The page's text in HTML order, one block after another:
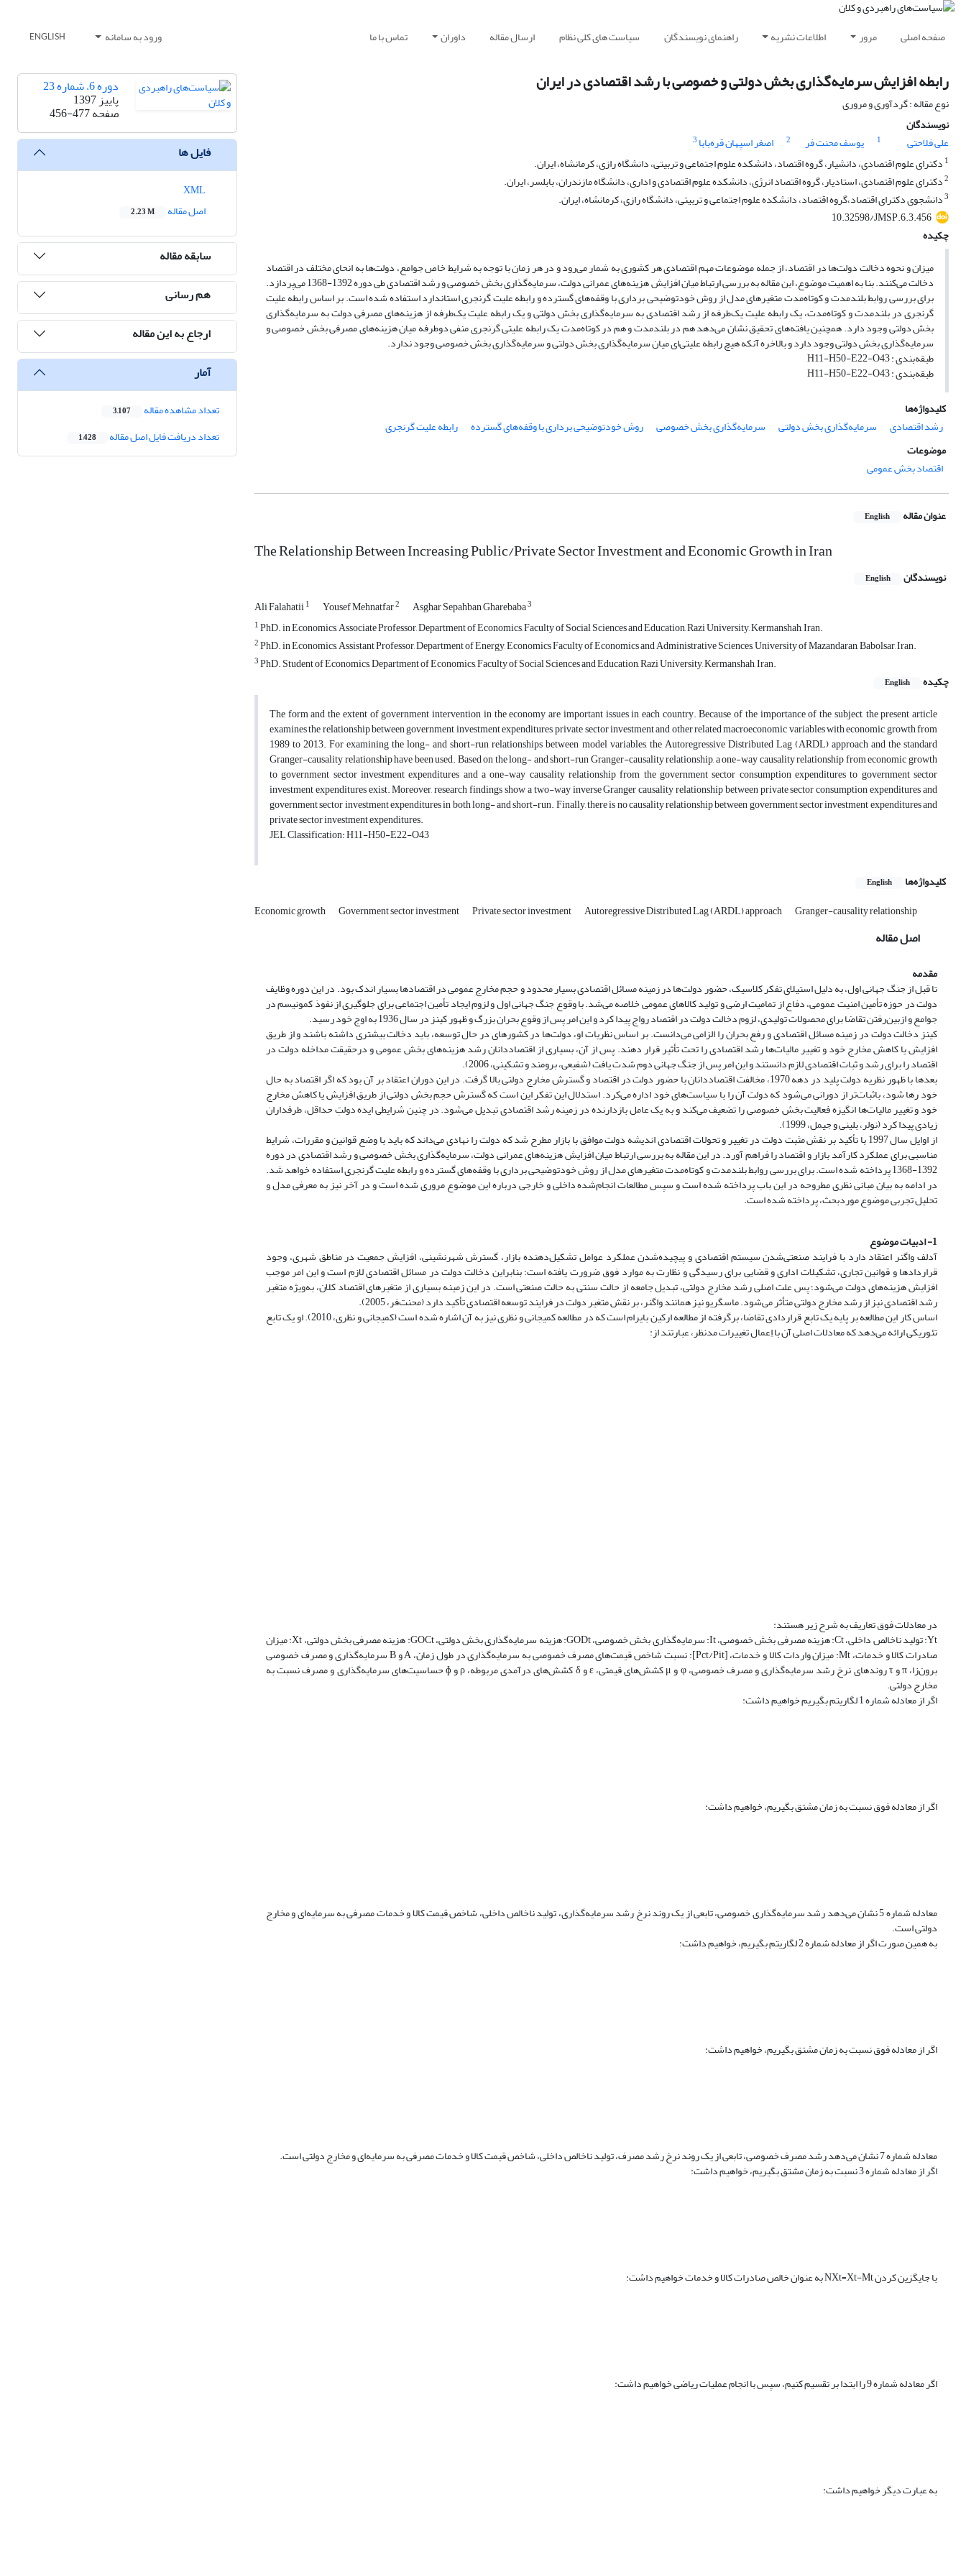
صفحه اصلی مرور اطلاعات نشریه راهنمای نویسندگان سیاست های کلی نظام ارسال مقاله داوران تماس با ما ورود به سامانه ENGLISH
رابطه افزایش سرمایه‌گذاری بخش دولتی و خصوصی با رشد اقتصادی در ایران
نوع مقاله : گردآوری و مروری
نویسندگان
علی فلاحتی
1 یوسف محنت فر 2 اصغر اسپهان قره‌بابا 3
1 دکترای علوم اقتصادی، دانشیار، گروه اقتصاد، دانشکده علوم اجتماعی و تربیتی، دانشگاه رازی، کرمانشاه، ایران.
2دکترای علوم اقتصادی، استادیار، گروه اقتصاد انرژی، دانشکده علوم اقتصادی و اداری، دانشگاه مازندران، بابلسر، ایران.
3دانشجوی دکترای اقتصاد،گروه اقتصاد، دانشکده علوم اجتماعی و تربیتی، دانشگاه رازی، کرمانشاه، ایران.
10.32598/JMSP.6.3.456
چکیده
میزان و نحوه دخالت دولت‌‌ها در اقتصاد، از جمله موضوعات مهم اقتصادی هر کشوری به شمار می‌رود و در هر زمان با توجه به شرایط خاص جوامع، دولت‌‌ها به انحای مختلف در اقتصاد
دخالت می‌‌کنند. بنا به اهمیت موضوع، این مقاله به بررسی ارتباط میان افزایش هزینه‌‌های عمرانی دولت، سرمایه‌گذاری بخش خصوصی و رشد اقتصادی طی دوره 1392-1368 می‌پردازد.
برای بررسی روابط بلند‌مدت و کوتاه‌‌مدت متغیرهای مدل از روش خود‌توضیحی برداری با وقفه‌‌های گسترده و رابطه علیت گرنجری استاندارد استفاده شده است. بر اساس رابطه علیت
گرنجری در بلندمدت و کوتاه‌‌مدت، یک رابطه علیت یک‌طرفه از رشد اقتصادی به سرمایه‌گذاری بخش دولتی و یک رابطه علیت یک‌طرفه از هزینه‌های مصرفی دولت به سرمایه‌گذاری
بخش دولتی وجود دارد. همچنین یافته‌های تحقیق نشان می‌‌دهد هم در بلند‌مدت و هم در کوتاه‌‌مدت یک رابطه علیتی گرنجری منفی دو‌طرفه میان هزینه‌های مصرفی بخش خصوصی و
سرمایه‌گذاری بخش دولتی وجود دارد و بالاخره آنکه هیچ رابطه علیتی‌ای میان سرمایه‌گذاری بخش دولتی و سرمایه‌گذاری بخش خصوصی وجود ندارد.
طبقه‌بندی : H11-H50-E22-O43
طبقه‌بندی : H11-H50-E22-O43
کلیدواژه‌ها
رشد اقتصادی
سرمایه‌گذاری بخش دولتی سرمایه‌گذاری بخش خصوصی روش خود‌توضیحی برداری با وقفه‌‌های گسترده
رابطه علیت گرنجری
موضوعات
اقتصاد بخش عمومی
عنوان مقاله English
The Relationship Between Increasing Public/Private Sector Investment and Economic Growth in Iran
نویسندگان English
Ali Falahatii1 Yousef Mehnatfar2 Asghar Sepahban Gharebaba3
1PhD. in Economics, Associate Professor, Department of Economics, Faculty of Social Sciences and Education, Razi University, Kermanshah, Iran.
2PhD. in Economics, Assistant Professor, Department of Energy, Economics Faculty of Economics and Administrative Sciences, University of Mazandaran, Babolsar, Iran.
3PhD. Student of Economics, Department of Economics, Faculty of Social Sciences and Education, Razi University, Kermanshah, Iran.
چکیده
English
The form and the extent of government intervention in the economy are important issues in each country. Because of the importance of the subject, the present article
examines the relationship between government investment expenditures, private sector investment and other related macroeconomic variables with economic growth from
1989 to 2013. For examining the long- and short-run relationships between model variables, the Autoregressive Distributed Lag (ARDL) approach and the standard
Granger-causality relationship have been used. Based on the long- and short-run Granger-causality relationship, a one-way causality relationship from economic growth
to government sector investment expenditures and a one-way causality relationship from the government sector consumption expenditures to government sector
investment expenditures exist. Moreover, research findings show a two-way inverse Granger causality relationship between private sector consumption expenditures and
government sector investment expenditures in both long- and short-run. Finally, there is no causality relationship between government sector investment expenditures and
private sector investment expenditures.
JEL Classification: H11-H50-E22-O43
کلیدواژه‌ها English
Economic growth Government sector investment Private sector investment Autoregressive Distributed Lag (ARDL) approach Granger-causality relationship
اصل مقاله
مقدمه
تا قبل از جنگ جهانی اول، به دلیل استیلای تفکر کلاسیک، حضور دولت‌‌ها در زمینه مسائل اقتصادی بسیار محدود و حجم مخارج عمومی در اقتصادها بسیار اندک بود. در این دوره وظایف
دولت در حوزه تأمین امنیت عمومی، دفاع از تمامیت ارضی و تولید کالاهای عمومی خلاصه می‌‌شد. با وقوع جنگ جهانی اول و لزوم ایجاد تأمین اجتماعی برای جلوگیری از نفوذ کمونیسم در
جوامع و از‌بین‌رفتن تقاضا برای محصولات تولیدی، لزوم دخالت دولت در اقتصاد رواج پیدا کرد و این امر پس از وقوع بحران بزرگ و ظهور کینز در سال 1936 به اوج خود رسید.
کینز دخالت دولت در زمینه مسائل اقتصادی و رفع بحران را الزامی ‌می‌دانست. بر اساس نظریات او، دولت‌‌ها در کشورهای در حال توسعه، باید دخالت بیشتری داشته باشند و از طریق
افزایش یا کاهش مخارج خود و تغییر مالیات‌‌ها رشد اقتصادی را تحت تأثیر قرار دهند. پس از آن، بسیاری از اقتصاددانان رشد هزینه‌‌های بخش عمومی و در‌حقیقت مداخله دولت در
اقتصاد را برای رشد و ثبات اقتصادی لازم دانستند و این امر پس از جنگ جهانی دوم شدت یافت (شفیعی، برومند و تشکینی، 2006).
بعدها با ظهور نظریه دولت پلید در دهه 1970، مخالفت اقتصاد‌دانان با حضور دولت در اقتصاد و گسترش مخارج دولتی بالا گرفت. در این دوران اعتقاد بر آن بود که اگر اقتصاد به حال
خود رها شود، با‌ثبات‌‌تر از دورانی می‌‌شود که دولت آن را با سیاست‌‌های خود اداره می‌‌کرد. استدلال این تفکر این است که گسترش حجم بخش دولتی از طریق افزایش یا کاهش مخارج
خود و تغییر مالیات‌ها انگیزه فعالیت بخش خصوصی را تضعیف می‌کند و به یک عامل بازدارنده در زمینه رشد اقتصادی تبدیل می‌‌شود. در چنین شرایطی ایده دولتِ حداقل، طرفداران
زیادی پیدا کرد (نولر، بلینی و جیمل، 1999).
از اوایل سال 1997 با تأکید بر نقش مثبت دولت در تغییر و تحولات اقتصادی اندیشه دولت موافق با بازار مطرح شد که دولت را نهادی می‌‌داند که باید با وضع قوانین و مقررات، شرایط
مناسبی برای عملکرد کارآمد بازار و اقتصاد را فراهم آورد. در این مقاله به بررسی ارتباط میان افزایش هزینه‌‌های عمرانی دولت، سرمایه‌گذاری بخش خصوصی و رشد اقتصادی در دوره
1392-1368 پرداخته شده است. برای بررسی روابط بلند‌مدت و کوتاه‌‌مدت متغیرهای مدل از روش خود‌توضیحی برداری با وقفه‌‌های گسترده و رابطه علیت گرنجری استفاده خواهد شد.
در ادامه به بیان مبانی نظری مطروحه در این باب پرداخته شده است و سپس مطالعات انجام‌شده داخلی و خارجی درباره این موضوع مروری شده است و در آخر نیز به معرفی مدل و
تحلیل تجربی موضوع مورد‌بحث، پرداخته شده است.
1- ادبیات موضوع
آدلف واگنر اعتقاد دارد با فرایند صنعتی‌شدن سیستم اقتصادی و پیچیده‌شدن عملکرد عوامل تشکیل‌دهنده بازار، گسترش شهرنشینی، افزایش جمعیت در مناطق شهری، وجود
قراردادها و قوانین تجاری، تشکیلات اداری و قضایی برای رسیدگی و نظارت به موارد فوق ضرورت یافته است؛ بنابراین دخالت دولت در مسائل اقتصادی لازم است و این امر موجب
افزایش هزینه‌‌های دولت می‌شود؛ پس علت اصلی رشد مخارج دولتی، تبدیل جامعه از حالت سنتی به حالت صنعتی است. در این زمینه بسیاری از متغیرهای اقتصاد کلان، به‌ویژه متغیر
رشد اقتصادی نیز از رشد مخارج دولتی متأثر می‌‌شود. ماسگریو نیز همانند واگنر، بر نقش متغیر دولت در فرایند توسعه اقتصادی تأکید دارد (محنت‌فر، 2005).
اساس کار این مطالعه بر پایه یک تابع قراردادی تقاضا، برگرفته از مطالعه ارکین بایرام است که در مطالعه کمیجانی و نظری نیز به آن اشاره شده است (کمیجانی و نظری، 2010). او یک تابع
تئوریکی ارائه می‌‌دهد که معادلات اصلی آن با اِعمال تغییرات مد‌نظر، عبارتند از:
در معادلات فوق تعاریف به شرح زیر هستند:
Yt: تولید ناخالص داخلی، Ct: هزینه مصرفی بخش خصوصی، It: سرمایه‌گذاری بخش خصوصی، GODt: هزینه سرمایه‌گذاری بخش دولتی، GOCt: هزینه مصرفی بخش دولتی، Xt: میزان
صادرات کالا و خدمات، Mt: میزان واردات کالا و خدمات، [Pct/Pit]: نسبت شاخص قیمت‌‌های مصرف خصوصی به سرمایه‌گذاری در طول زمان، A و B سرمایه‌گذاری و مصرف خصوصی
برون‌‌زا، π و τ روندهای نرخ رشد سرمایه‌گذاری و مصرف خصوصی، φ و μ کشش‌‌های قیمتی، ε و δ کشش‌‌های درآمدی مربوطه، ρ و ɸ حساسیت‌‌های سرمایه‌گذاری و مصرف نسبت به
مخارج دولتی.
اگر از معادله شماره 1 لگاریتم بگیریم خواهیم داشت:
اگر از معادله فوق نسبت به زمان مشتق بگیریم، خواهیم داشت:
معادله شماره 5 نشان می‌‌دهد رشد سرمایه‌گذاری خصوصی، تابعی از یک روند نرخ رشد سرمایه‌گذاری، تولید ناخالص داخلی، شاخص قیمت کالا و خدمات مصرفی به سرمایه‌‌ای و مخارج
دولتی است.
به همین صورت اگر از معادله شماره 2 لگاریتم بگیریم، خواهیم داشت:
اگر از معادله فوق نسبت به زمان مشتق بگیریم، خواهیم داشت:
معادله شماره 7 نشان می‌‌دهد رشد مصرف خصوصی، تابعی از یک روند نرخ رشد مصرف، تولید ناخالص داخلی، شاخص قیمت کالا و خدمات مصرفی به سرمایه‌‌ای و مخارج دولتی است.
اگر از معادله شماره 3 نسبت به زمان مشتق بگیریم، خواهیم داشت:
با جایگزین کردن NXt=Xt-Mt به عنوان خالص صادرات کالا و خدمات خواهیم داشت:
اگر معادله شماره 9 را ابتدا بر تقسیم کنیم، سپس با انجام عملیات ریاضی خواهیم داشت:
به عبارت دیگر خواهیم داشت:
دوره 6، شماره 23
پاییز 1397
صفحه456-477
فایل ها
اصل مقاله
2.23 M
سابقه مقاله
هم رسانی
ارجاع به این مقاله
آمار
تعداد مشاهده مقاله 3,107
تعداد دریافت فایل اصل مقاله 1,428